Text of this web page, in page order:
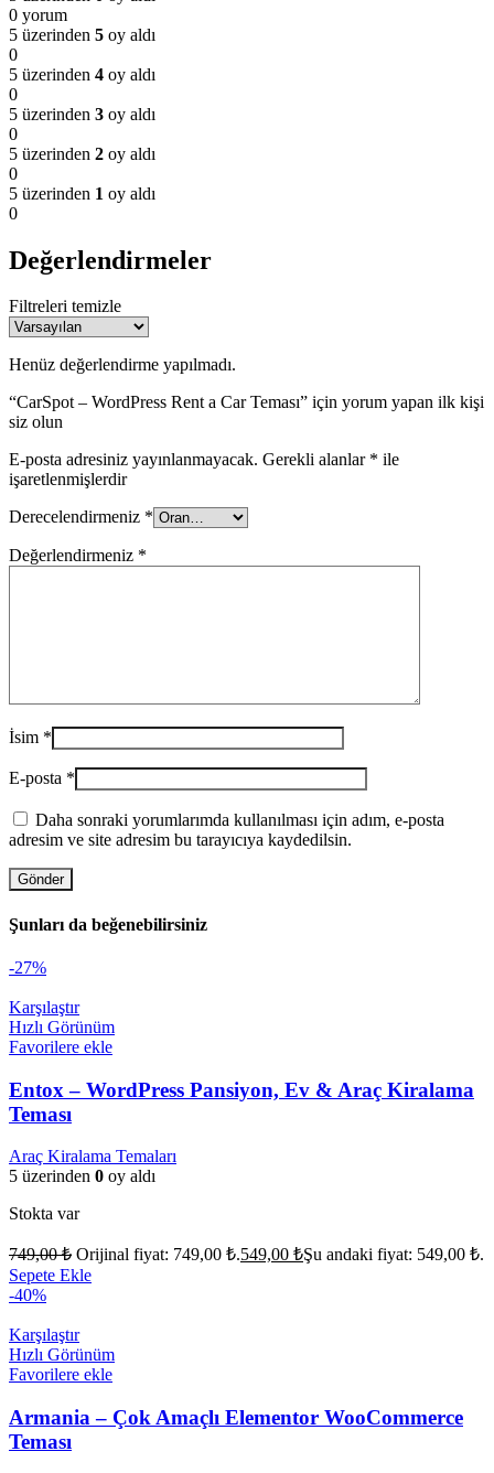
0 yorum
5 üzerinden 5 oy aldı
0
5 üzerinden 4 oy aldı
0
5 üzerinden 3 oy aldı
0
5 üzerinden 2 oy aldı
0
5 üzerinden 1 oy aldı
0
Değerlendirmeler
Filtreleri temizle
Henüz değerlendirme yapılmadı.
“CarSpot – WordPress Rent a Car Teması” için yorum yapan ilk kişi
siz olun
E-posta adresiniz yayınlanmayacak. Gerekli alanlar * ile
işaretlenmişlerdir
Derecelendirmeniz *
Değerlendirmeniz *
İsim *
E-posta *
Daha sonraki yorumlarımda kullanılması için adım, e-posta
adresim ve site adresim bu tarayıcıya kaydedilsin.
Şunları da beğenebilirsiniz
-27%
Karşılaştır
Hızlı Görünüm
Favorilere ekle
Entox – WordPress Pansiyon, Ev & Araç Kiralama
Teması
Araç Kiralama Temaları
5 üzerinden 0 oy aldı
Stokta var
749,00₺ Orijinal fiyat: 749,00 ₺.549,00 ₺Şu andaki fiyat: 549,00 ₺.
Sepete Ekle
-40%
Karşılaştır
Hızlı Görünüm
Favorilere ekle
Armania – Çok Amaçlı Elementor WooCommerce
Teması